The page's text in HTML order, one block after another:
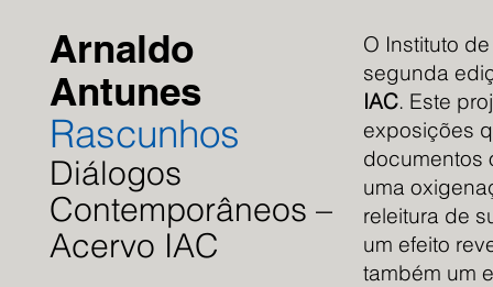
Arnaldo
Antunes
Rascunhos
Diálogos
Contemporâneos –
Acervo IAC
O Instituto
segunda
IAC. Este
exposições
documentos
uma
releitura de
um efeito
também um